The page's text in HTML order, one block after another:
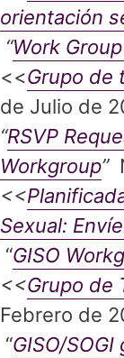
orientación
“Work
<<Grupo de
de Julio de
“RSVP
Workgroup”
<<
Sexual:
“GISO
<<Grupo de
Febrero de
“GISO/